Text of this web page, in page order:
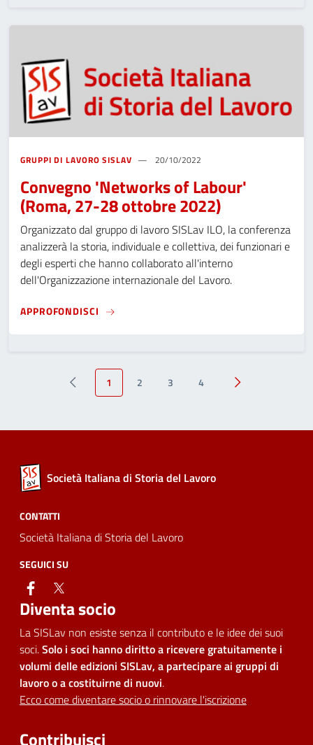
GRUPPI DI LAVORO SISLAV 20/10/2022
Convegno 'Networks of Labour'
(Roma, 27-28 ottobre 2022)
Organizzato dal gruppo di lavoro SISLav ILO, la conferenza
analizzerà la storia, individuale e collettiva, dei funzionari e
degli esperti che hanno collaborato all'interno
dell'Organizzazione internazionale del Lavoro.
APPROFONDISCI CONVEGNO 'NETWORKS OF LABOUR'
precedente
1 2 3 4 successivo
Società Italiana di Storia del Lavoro
CONTATTI
Società Italiana di Storia del Lavoro
SEGUICI SU
facebook
Diventa socio
La SISLav non esiste senza il contributo e le idee dei suoi
soci.Solo i soci hanno diritto a ricevere gratuitamente i
volumi delle edizioni SISLav, a partecipare ai gruppi di
lavoro o a costituirne di nuovi.
Ecco come diventare socio o rinnovare l'iscrizione
Contribuisci